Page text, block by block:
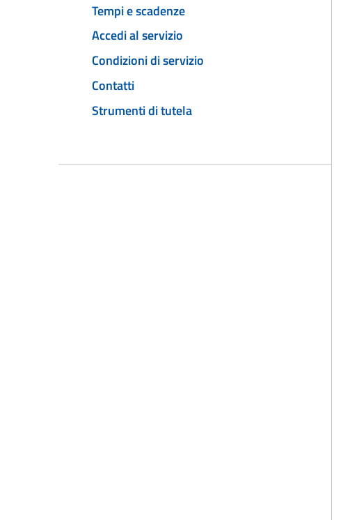
Tempi e scadenze
Accedi al servizio
Condizioni di servizio
Contatti
Strumenti di tutela